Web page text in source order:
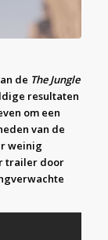
de The Jungle
resultaten
om een
van de
weinig
trailer door